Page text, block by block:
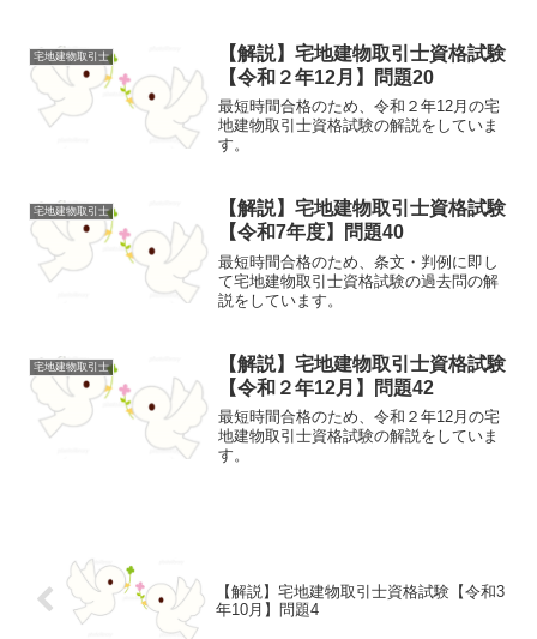
宅地建物取引士
【解説】宅地建物取引士資格試験
【令和２年12月】問題20
最短時間合格のため、令和２年12月の宅
地建物取引士資格試験の解説をしていま
す。
宅地建物取引士
【解説】宅地建物取引士資格試験
【令和7年度】問題40
最短時間合格のため、条文・判例に即し
て宅地建物取引士資格試験の過去問の解
説をしています。
宅地建物取引士
【解説】宅地建物取引士資格試験
【令和２年12月】問題42
最短時間合格のため、令和２年12月の宅
地建物取引士資格試験の解説をしていま
す。
【解説】宅地建物取引士資格試験【令和3
年10月】問題4